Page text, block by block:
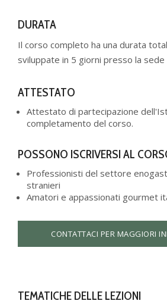
DURATA
Il corso completo ha una durata
sviluppate in 5 giorni presso la
ATTESTATO
Attestato di partecipazione
completamento del corso.
POSSONO ISCRIVERSI AL
Professionisti del settore
stranieri
Amatori e appassionati gourmet
CONTATTACI PER MAGGIORI
TEMATICHE DELLE LEZIONI